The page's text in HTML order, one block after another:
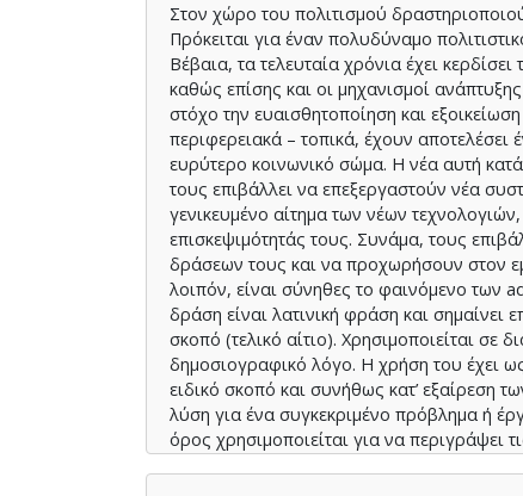
Στον χώρο του πολιτισμού
Πρόκειται για έναν πολυδύναμο
Βέβαια, τα τελευταία χρόνια έχει
καθώς επίσης και οι μηχανισμοί
στόχο την ευαισθητοποίηση και
περιφερειακά – τοπικά, έχουν
ευρύτερο κοινωνικό σώμα. Η νέα αυτή
τους επιβάλλει να επεξεργαστούν νέα
γενικευμένο αίτημα των νέων
επισκεψιμότητάς τους. Συνάμα, τους
δράσεων τους και να προχωρήσουν στον
λοιπόν, είναι σύνηθες το φαινόμενο των
δράση είναι λατινική φράση και σημαίνει
σκοπό (τελικό αίτιο). Χρησιμοποιείται σε
δημοσιογραφικό λόγο. Η χρήση του έχει
ειδικό σκοπό και συνήθως κατ’ εξαίρεση
λύση για ένα συγκεκριμένο πρόβλημα ή
όρος χρησιμοποιείται για να περιγράψει